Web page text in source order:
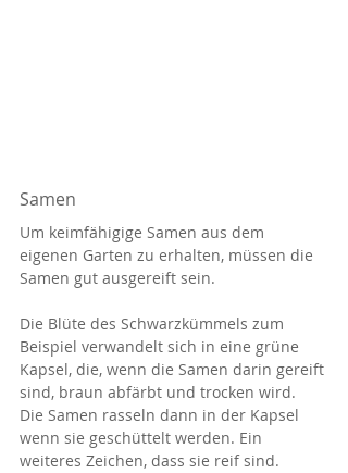
Samen
Um keimfähigige Samen aus dem
eigenen Garten zu erhalten, müssen die
Samen gut ausgereift sein.
Die Blüte des Schwarzkümmels zum
Beispiel verwandelt sich in eine grüne
Kapsel, die, wenn die Samen darin gereift
sind, braun abfärbt und trocken wird.
Die Samen rasseln dann in der Kapsel
wenn sie geschüttelt werden. Ein
weiteres Zeichen, dass sie reif sind.